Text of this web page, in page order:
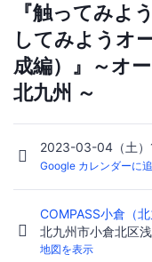
『触ってみよ
してみようオ
成編）』～オ
北九州 ～
2023-03-04（土
Google カレンダーに
COMPASS小倉（
北九州市小倉北区
地図を表示